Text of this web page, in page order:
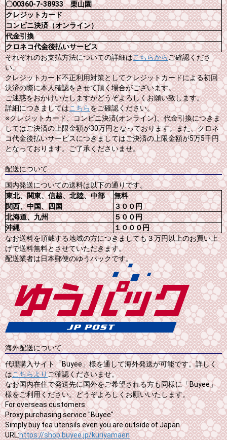
〇00360-7-38933 栗山園
クレジットカード
コンビニ決済（オンライン）
代金引換
クロネコ代金後払いサービス
それぞれのお支払方法についての詳細はこちらからご確認くださ
い。
クレジットカード不正利用対策としてクレジットカードによる初回
決済の際に本人確認をさせて頂く場合がございます。
ご迷惑をおかけいたしますがどうぞよろしくお願い致します。
詳細につきましてはこちらをご確認ください。
※クレジットカード、コンビニ決済(オンライン)、代金引換につきま
してはご決済の上限金額が30万円となっております。また、クロネ
コ代金後払いサービスにつきましてはご決済の上限金額が5万5千円
となっております。ご了承くださいませ。
配送について
国内発送についての送料は以下の通りです。
東北、関東、信越、北陸、中部
無料
関西、中国、四国
３００円
北海道、九州
５００円
沖縄
１０００円
なお送料を頂戴する地域の方につきましても３万円以上のお買い上
げで送料無料とさせていただきます。
配送業者は日本郵便のゆうパックです。
海外配送について
代理購入サイト「Buyee」様を通して海外発送が可能です。詳しく
はこちらよりご確認くださいませ。
なお国内在住で発送先に国外をご希望される方も同様に「Buyee」
様をご利用ください。どうぞよろしくお願いいたします。
For overseas customers
Proxy purchasing service "Buyee"
Simply buy tea utensils even you are outside of Japan
URL:https://shop.buyee.jp/kuriyamaen